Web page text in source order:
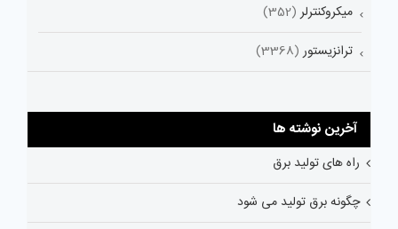
میکروکنترلر (352)
ترانزیستور (3368)
آخرین نوشته ها
راه های تولید برق
چگونه برق تولید می شود